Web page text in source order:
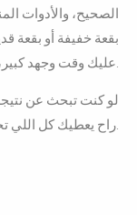
الصحيح، والأدوات
بقعة خفيفة أو بقعة
عليك وقت وجهد كبير، وتحافظ على ملابسك بأفضل حالة ممكنة.
لو كنت تبحث عن
راح يعطيك كل اللي تحتاجه خطوة بخطوة.